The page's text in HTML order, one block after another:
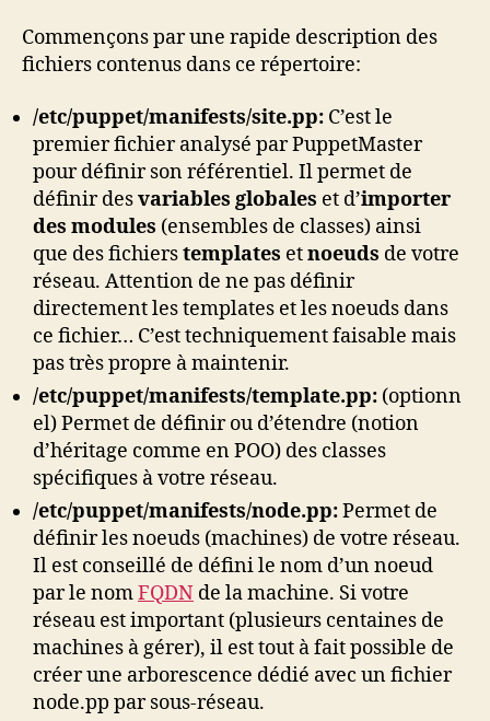
Commençons par une rapide description des
fichiers contenus dans ce répertoire:
/etc/puppet/manifests/site.pp: C’est le
premier fichier analysé par PuppetMaster
pour définir son référentiel. Il permet de
définir desvariables globales et d’importer
des modules (ensembles de classes) ainsi
que des fichierstemplates etnoeuds de votre
réseau. Attention de ne pas définir
directement les templates et les noeuds dans
ce fichier… C’est techniquement faisable mais
pas très propre à maintenir.
/etc/puppet/manifests/template.pp: (optionn
el) Permet de définir ou d’étendre (notion
d’héritage comme en POO) des classes
spécifiques à votre réseau.
/etc/puppet/manifests/node.pp:Permet de
définir les noeuds (machines) de votre réseau.
Il est conseillé de défini le nom d’un noeud
par le nomFQDN de la machine. Si votre
réseau est important (plusieurs centaines de
machines à gérer), il est tout à fait possible de
créer une arborescence dédié avec un fichier
node.pp par sous-réseau.